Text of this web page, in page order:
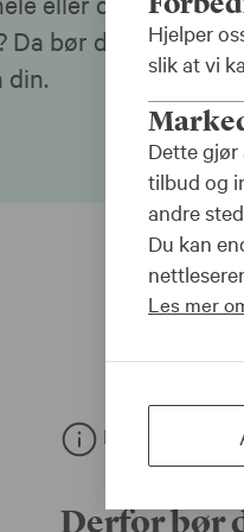
Da bør du også
din.
Denne siden
Derfor bør
Hjelper
slik at vi
Dette gjør
tilbud og
andre
Du kan
Les mer